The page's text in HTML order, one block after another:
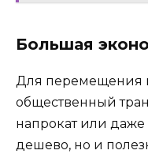
Большая
Для перемещения
общественный
напрокат или
дешево, но и